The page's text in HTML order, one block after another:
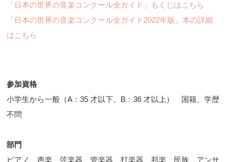
「日本の世界の音楽コンクール全ガイド」もくじはこちら
「日本の世界の音楽コンクール全ガイド2022年版」本の詳細
はこちら
参加資格
小学生から一般（A：35 才以下、B：36 才以上） 国籍、学歴
不問
部門
ピアノ、声楽、弦楽器、管楽器、打楽器、邦楽、民族、アンサ